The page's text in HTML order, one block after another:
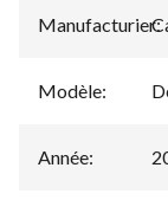
Manufacturier:
Modèle:
Année: